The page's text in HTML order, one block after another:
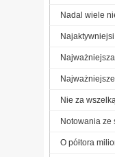
Nadal wiele
Najaktywniejsi
Nie za
Notowania ze
O półtora